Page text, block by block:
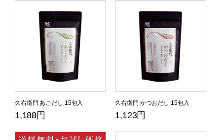
久右衛門 あごだし 15包入
1,188円
久右衛門 かつおだし 15包入
1,123円